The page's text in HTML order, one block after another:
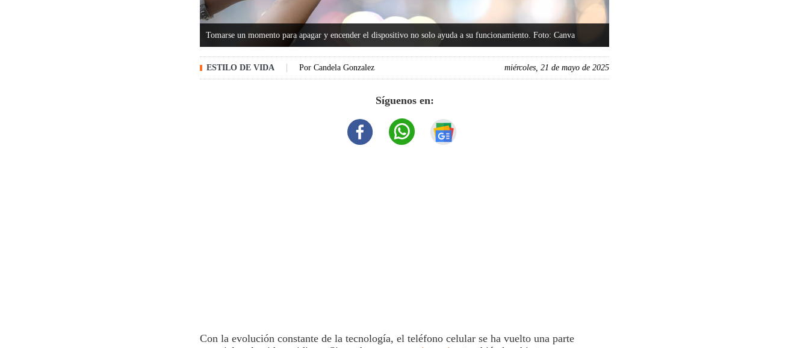
Tomarse un momento para apagar y encender el dispositivo no solo ayuda a su funcionamiento. Foto: Canva
ESTILO DE VIDA PorCandela Gonzalez miércoles, 21 de mayo de 2025
Síguenos en:
Con la evolución constante de la tecnología, el teléfono celular se ha vuelto una parte